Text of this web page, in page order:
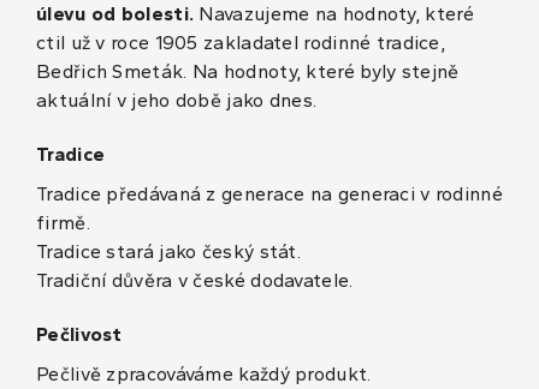
úlevu od bolesti. Navazujeme na hodnoty, které
ctil už v roce 1905 zakladatel rodinné tradice,
Bedřich Smeták. Na hodnoty, které byly stejně
aktuální v jeho době jako dnes.
Tradice
Tradice předávaná z generace na generaci v rodinné
firmě.
Tradice stará jako český stát.
Tradiční důvěra v české dodavatele.
Pečlivost
Pečlivě zpracováváme každý produkt.